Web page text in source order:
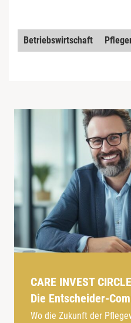
Betriebswirtschaft
CARE INVEST
Die Entscheider-
Wo die Zukunft der